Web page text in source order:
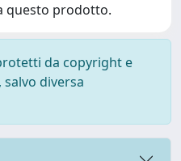
questo prodotto.
da copyright e
diversa